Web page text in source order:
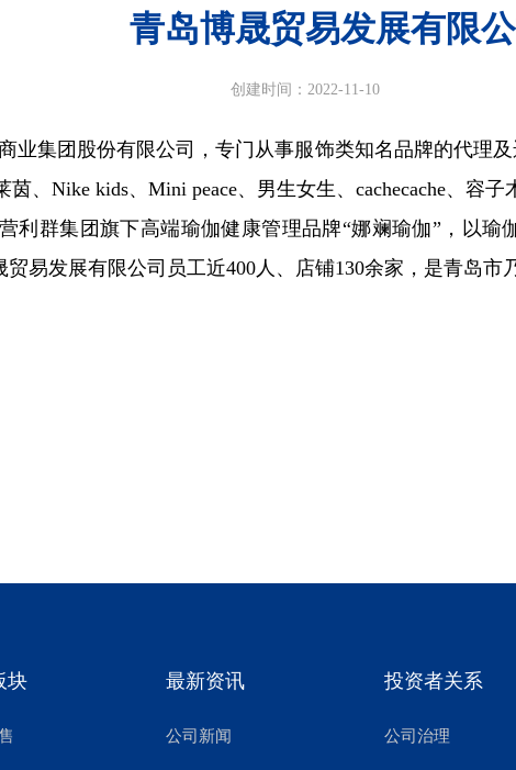
青岛博晟贸易发展有限
集团股份有限公司，专门从事服饰类知名品牌的代理
、Nike kids、Mini peace、男生女生、cachecache、容子
利群集团旗下高端瑜伽健康管理品牌“娜斓瑜伽”，以
易发展有限公司员工近400人、店铺130余家，是青岛市
创建时间： 2022-11-10
块 最新资讯
公司新闻
投资者关系
公司治理